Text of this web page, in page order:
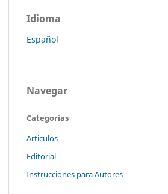
Idioma
Español
Navegar
Categorías
Articulos
Editorial
Instrucciones para Autores